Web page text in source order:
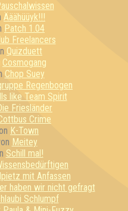
Ääähüüyk!!!
Patch 1.04
Freelancers
Quizduett
Cosmogang
Chop Suey
Regenbogen
like Team Spirit
Friesländer
Crime
K-Town
Meitey
Schill mal!
mit Anfassen
haben wir nicht gefragt
Schlumpf